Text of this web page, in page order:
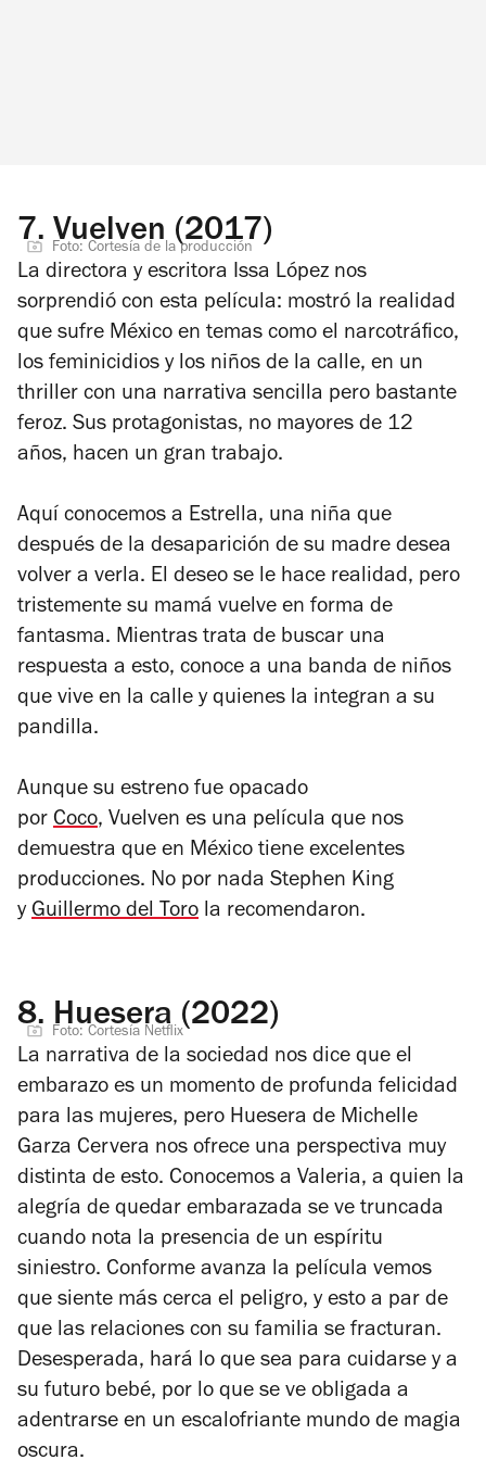
7. Vuelven (2017)
Foto: Cortesía de la producción
La directora y escritora Issa López nos
sorprendió con esta película: mostró la realidad
que sufre México en temas como el narcotráfico,
los feminicidios y los niños de la calle, en un
thriller con una narrativa sencilla pero bastante
feroz. Sus protagonistas, no mayores de 12
años, hacen un gran trabajo.
Aquí conocemos a Estrella, una niña que
después de la desaparición de su madre desea
volver a verla. El deseo se le hace realidad, pero
tristemente su mamá vuelve en forma de
fantasma. Mientras trata de buscar una
respuesta a esto, conoce a una banda de niños
que vive en la calle y quienes la integran a su
pandilla.
Aunque su estreno fue opacado
por Coco, Vuelven es una película que nos
demuestra que en México tiene excelentes
producciones. No por nada Stephen King
y Guillermo del Toro la recomendaron.
8. Huesera (2022)
Foto: Cortesía Netflix
La narrativa de la sociedad nos dice que el
embarazo es un momento de profunda felicidad
para las mujeres, pero Huesera de Michelle
Garza Cervera nos ofrece una perspectiva muy
distinta de esto. Conocemos a Valeria, a quien la
alegría de quedar embarazada se ve truncada
cuando nota la presencia de un espíritu
siniestro. Conforme avanza la película vemos
que siente más cerca el peligro, y esto a par de
que las relaciones con su familia se fracturan.
Desesperada, hará lo que sea para cuidarse y a
su futuro bebé, por lo que se ve obligada a
adentrarse en un escalofriante mundo de magia
oscura.